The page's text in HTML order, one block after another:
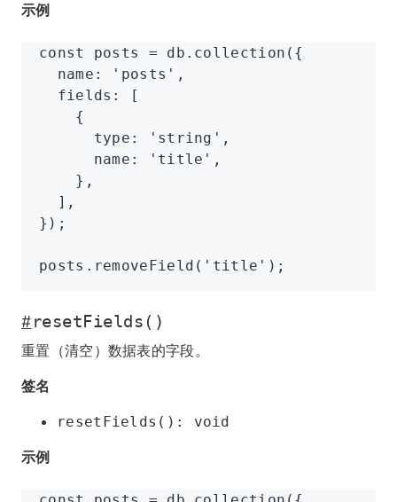
示例
const posts = db .collection ({
  name
: 'posts' ,
  fields
:
[
    {
      type
: 'string' ,
      name
: 'title' ,
    }
,
  ]
,
});
posts .removeField ( 'title' );
#resetFields()
重置（清空）数据表的字段。
签名
resetFields(): void
示例